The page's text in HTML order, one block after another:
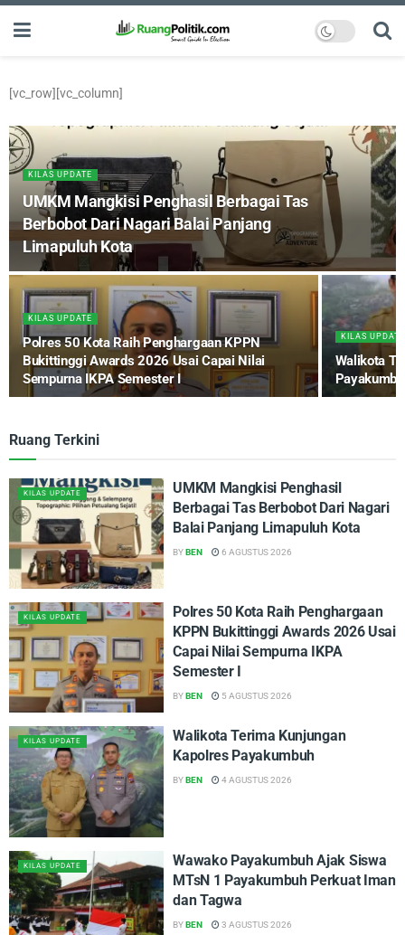
[vc_row][vc_column]
KILAS UPDATE
UMKM Mangkisi Penghasil Berbagai Tas
Berbobot Dari Nagari Balai Panjang
Limapuluh Kota
KILAS UPDATE
Polres 50 Kota Raih Penghargaan KPPN
Bukittinggi Awards 2026 Usai Capai Nilai
Sempurna IKPA Semester I
KILAS UPDATE
Walikota
Ruang Terkini
KILAS UPDATE
UMKM Mangkisi Penghasil
Berbagai Tas Berbobot Dari Nagari
Balai Panjang Limapuluh Kota
BYBEN 6 AGUSTUS 2026
KILAS UPDATE
Polres 50 Kota Raih Penghargaan
KPPN Bukittinggi Awards 2026 Usai
Capai Nilai Sempurna IKPA
Semester I
BYBEN 5 AGUSTUS 2026
KILAS UPDATE
Walikota Terima Kunjungan
Kapolres Payakumbuh
BYBEN 4 AGUSTUS 2026
KILAS UPDATE
Wawako Payakumbuh Ajak Siswa
MTsN 1 Payakumbuh Perkuat Iman
dan Tagwa
BYBEN 3 AGUSTUS 2026